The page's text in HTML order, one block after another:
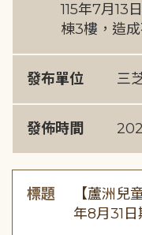
115年7月13
棟3樓，造
發布單位 三
發佈時間
標題
【蘆洲兒
年8月31